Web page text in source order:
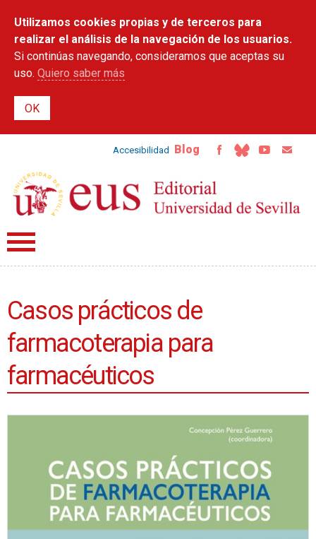
contenido
principal
Utilizamos cookies propias y de terceros para
realizar el análisis de la navegación de los usuarios.
Si continúas navegando, consideramos que aceptas su
uso. Quiero saber más
Accesibilidad Blog
Casos prácticos de
farmacoterapia para
farmacéuticos